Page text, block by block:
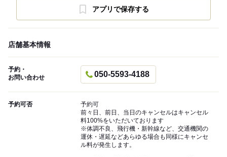
アプリで保存する
店舗基本情報
予約・
お問い合わせ
050-5593-4188
予約可否
予約可
前々日、前日、当日のキャンセルはキャンセル
料100%をいただいております
※体調不良、飛行機・新幹線など、交通機関の
運休・遅延などあらゆる場合も同様にキャンセ
ル料が発生します。